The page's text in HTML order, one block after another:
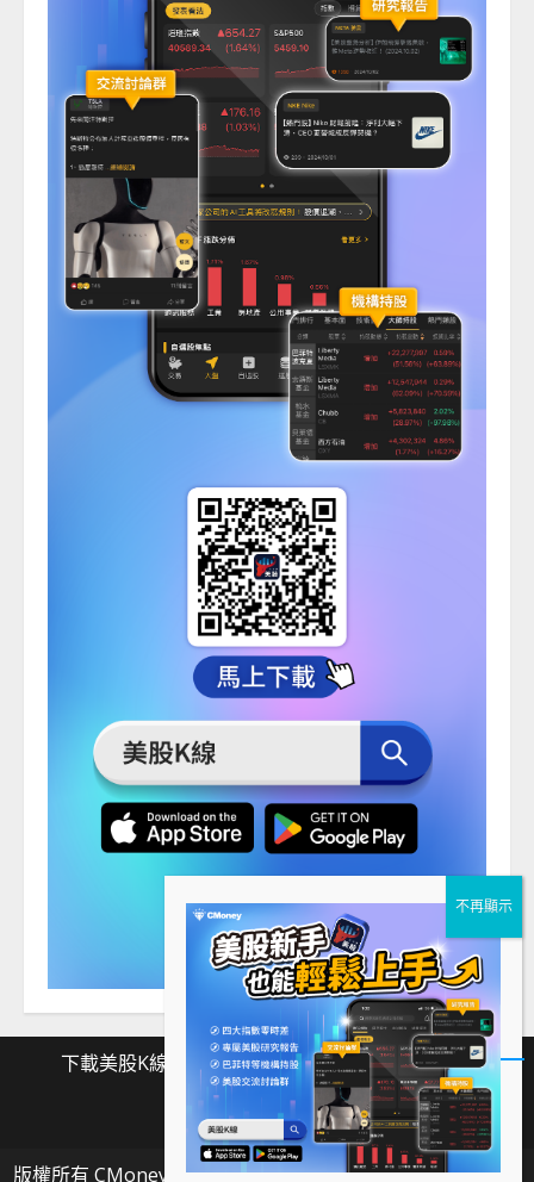
下載美股K線 Facebook Instagram Twitter
載
Facebook
Instagram
Twitter
版權所有 CMoney 全曜財經資訊股份有限公司|MoreNews